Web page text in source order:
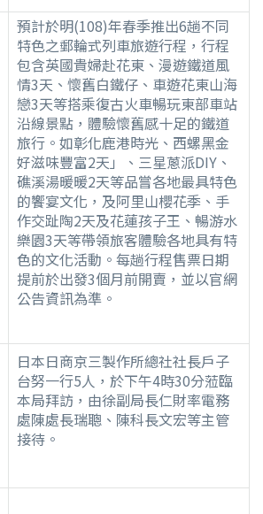
預計於明(108)年春季推出6趟不同
特色之郵輪式列車旅遊行程，行程
包含英國貴婦赴花東、漫遊鐵道風
情3天、懷舊白鐵仔、車遊花東山海
戀3天等搭乘復古火車暢玩東部車站
沿線景點，體驗懷舊感十足的鐵道
旅行。如彰化鹿港時光、西螺黑金
好滋味豐富2天」、三星蔥派DIY、
礁溪湯暖暖2天等品嘗各地最具特色
的饗宴文化，及阿里山櫻花季、手
作交趾陶2天及花蓮孩子王、暢游水
樂園3天等帶領旅客體驗各地具有特
色的文化活動。每趟行程售票日期
提前於出發3個月前開賣，並以官網
公告資訊為準。
日本日商京三製作所總社社長戶子
台努一行5人，於下午4時30分蒞臨
本局拜訪，由徐副局長仁財率電務
處陳處長瑞聰、陳科長文宏等主管
接待。